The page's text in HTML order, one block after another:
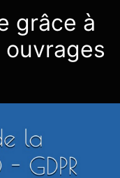
grâce à